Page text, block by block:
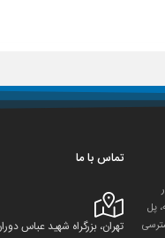
پل
تماس با ما
تهران، بزرگراه شهید عباس